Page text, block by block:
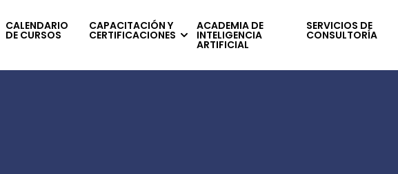
CALENDARIO
DE CURSOS
CAPACITACIÓN Y
CERTIFICACIONES
ACADEMIA DE
INTELIGENCIA
ARTIFICIAL
SERVICIOS DE
CONSULTORÍA